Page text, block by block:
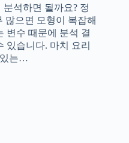
석하면 될까요? 정
많으면 모형이 복잡해
변수 때문에 분석 결
있습니다. 마치 요리
있는…